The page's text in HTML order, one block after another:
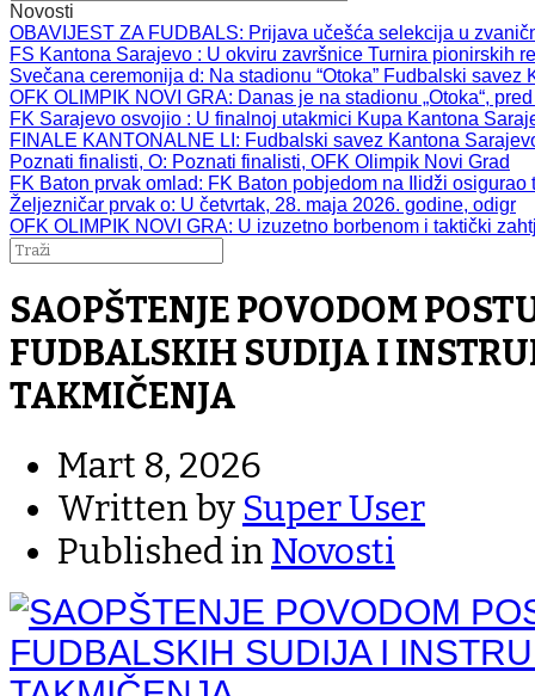
Novosti
OBAVIJEST ZA FUDBALS: Prijava učešća selekcija u
FS Kantona Sarajevo : U okviru završnice Turnira pionirskih re
Svečana ceremonija d: Na stadionu “Otoka” Fudbalski savez
OFK OLIMPIK NOVI GRA: Danas je na stadionu „Otoka“,
FK Sarajevo osvojio : U finalnoj utakmici Kupa Kantona
FINALE KANTONALNE LI : Fudbalski savez Kantona
Poznati finalisti, O: Poznati finalisti, OFK Olimpik Novi Grad
FK Baton prvak omlad: FK Baton pobjedom na Ilidži osigurao
Željezničar prvak o: U četvrtak, 28. maja 2026. godine, odigr
OFK OLIMPIK NOVI GRA: U izuzetno borbenom i taktički
SAOPŠTENJE POVODOM
FUDBALSKIH SUDIJA I
TAKMIČENJA
Mart 8, 2026
Written by Super User
Published in Novosti